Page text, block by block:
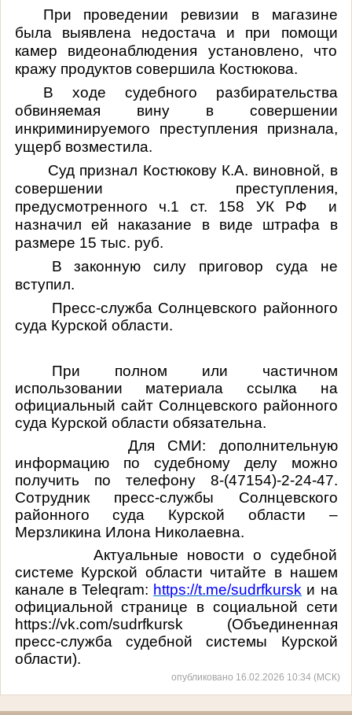
При проведении ревизии в магазине
была выявлена недостача и при помощи
камер видеонаблюдения установлено, что
кражу продуктов совершила Костюкова.
В ходе судебного разбирательства
обвиняемая вину в совершении
инкриминируемого преступления признала,
ущерб возместила.
Суд признал Костюкову К.А. виновной, в
совершении преступления,
предусмотренного ч.1 ст. 158 УК РФ и
назначил ей наказание в виде штрафа в
размере 15 тыс. руб.
В законную силу приговор суда не
вступил.
Пресс-служба Солнцевского районного
суда Курской области.
При полном или частичном
использовании материала ссылка на
официальный сайт Солнцевского районного
суда Курской области обязательна.
Для СМИ: дополнительную
информацию по судебному делу можно
получить по телефону 8-(47154)-2-24-47.
Сотрудник пресс-службы Солнцевского
районного суда Курской области –
Мерзликина Илона Николаевна.
Актуальные новости о судебной
системе Курской области читайте в нашем
канале в Teleqram: https://t.me/sudrfkursk и на
официальной странице в социальной сети
https://vk.com/sudrfkursk (Объединенная
пресс-служба судебной системы Курской
области).
опубликовано 16.02.2026 10:34 (МСК)